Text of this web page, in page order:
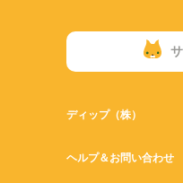
ディップ（株）
ヘルプ＆お問い合わせ